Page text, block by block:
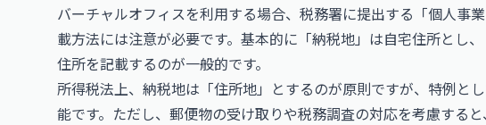
バーチャルオフィスを利用する場合、税務署に提出する「個人事
載方法には注意が必要です。基本的に「納税地」は自宅住所とし
住所を記載するのが一般的です。
所得税法上、納税地は「住所地」とするのが原則ですが、特例と
能です。ただし、郵便物の受け取りや税務調査の対応を考慮する